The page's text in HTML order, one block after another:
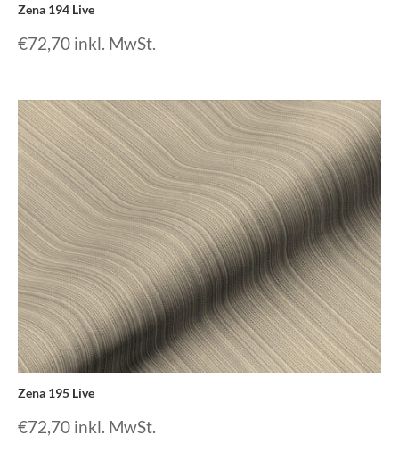
Zena 194 Live
€72,70 inkl. MwSt.
Zena 195 Live
€72,70 inkl. MwSt.